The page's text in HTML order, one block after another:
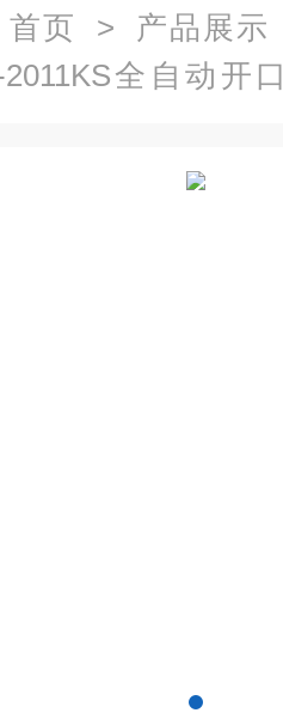
首页 > 产品展示
2011KS全自动开